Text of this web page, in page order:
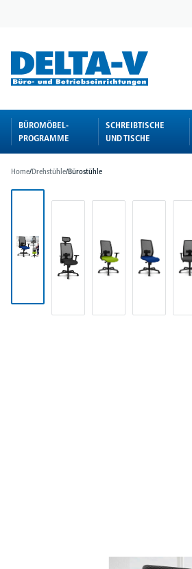
BÜROMÖBEL-
PROGRAMME
SCHREIBTISCHE
UND TISCHE
Home/Drehstühle/Bürostühle